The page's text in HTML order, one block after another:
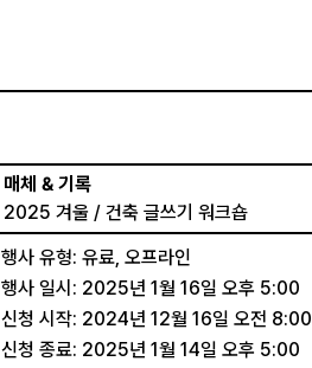
매체 & 기록
2025 겨울 / 건축 글쓰기 워크숍
행사 유형: 유료, 오프라인
행사 일시: 2025년 1월 16일 오후 5:00
신청 시작: 2024년 12월 16일 오전 8:00
신청 종료: 2025년 1월 14일 오후 5:00